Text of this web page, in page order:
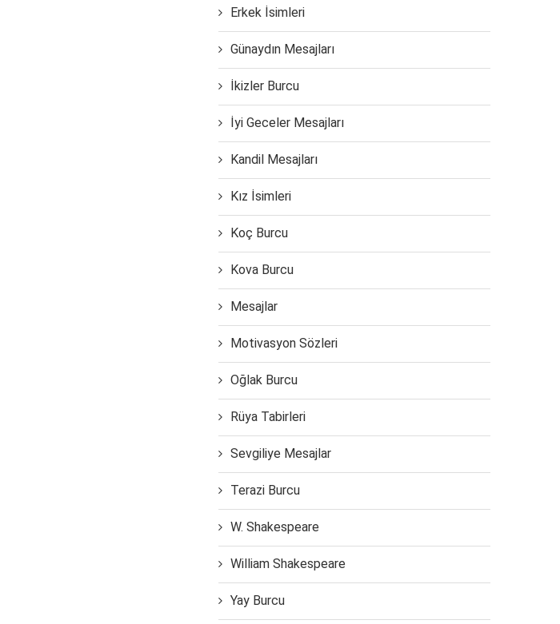
Erkek İsimleri
Günaydın Mesajları
İkizler Burcu
İyi Geceler Mesajları
Kandil Mesajları
Kız İsimleri
Koç Burcu
Kova Burcu
Mesajlar
Motivasyon Sözleri
Oğlak Burcu
Rüya Tabirleri
Sevgiliye Mesajlar
Terazi Burcu
W. Shakespeare
William Shakespeare
Yay Burcu